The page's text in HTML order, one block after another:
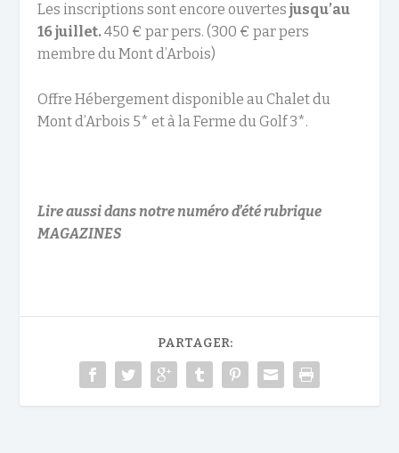
Les inscriptions sont encore ouvertesjusqu’au
16 juillet.450 € par pers. (300 € par pers
membre du Mont d’Arbois)
Offre Hébergement disponible au Chalet du
Mont d’Arbois 5* et à la Ferme du Golf 3*.
Lire aussi dans notre numéro d’été rubrique
MAGAZINES
PARTAGER: